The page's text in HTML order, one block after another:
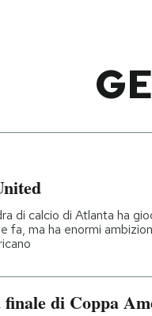
di calcio di Atlanta ha
fa, ma ha enormi
finale di Coppa